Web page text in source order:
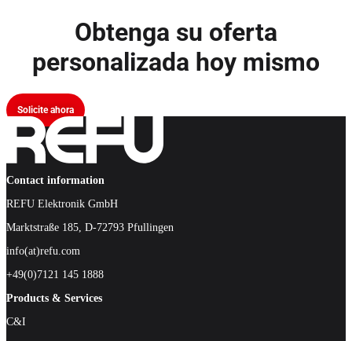
Obtenga su oferta
personalizada hoy mismo
Solicite ahora
Contact information
REFU Elektronik GmbH
Marktstraße 185, D-72793 Pfullingen
info(at)refu.com
+49(0)7121 145 1888
Products & Services
C&I